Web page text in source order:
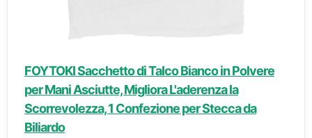
FOYTOKI Sacchetto di Talco Bianco in Polvere
per Mani Asciutte, Migliora L'aderenza la
Scorrevolezza, 1 Confezione per Stecca da
Biliardo